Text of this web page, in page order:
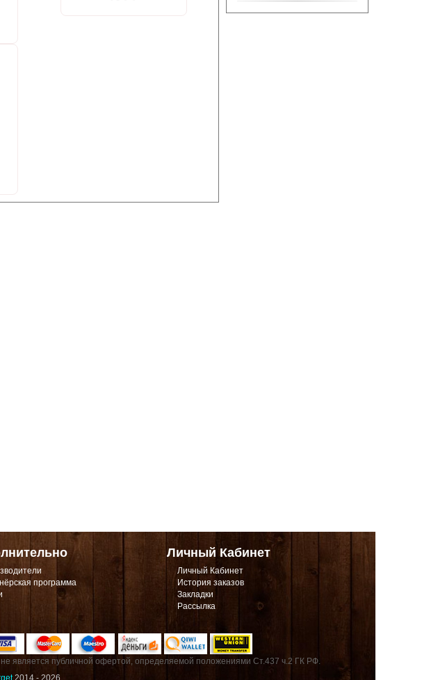
программа
Личный Кабинет
Личный Кабинет
История заказов
Закладки
Рассылка
является публичной офертой, определяемой положениями Ст.437 ч.2 ГК РФ.
2014 - 2026